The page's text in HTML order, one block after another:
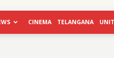
CINEMA TELANGANA